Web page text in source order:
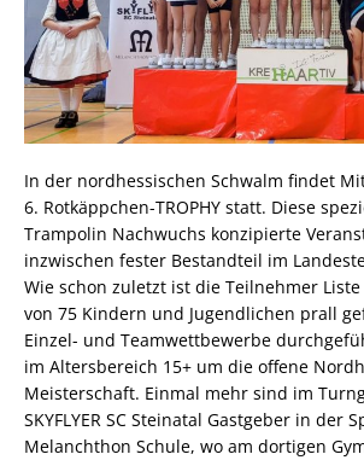
In der nordhessischen Schwalm findet
6. Rotkäppchen-TROPHY statt. Diese
Trampolin Nachwuchs konzipierte
inzwischen fester Bestandteil im
Wie schon zuletzt ist die Teilnehmer
von 75 Kindern und Jugendlichen prall
Einzel- und Teamwettbewerbe
im Altersbereich 15+ um die offene
Meisterschaft. Einmal mehr sind im
SKYFLYER SC Steinatal Gastgeber in der
Melanchthon Schule, wo am dortigen